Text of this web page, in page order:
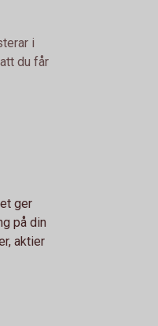
i
du får
ger
på din
aktier